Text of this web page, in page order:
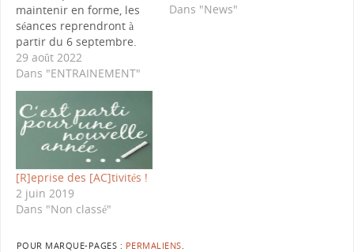
maintenir en forme, les
séances reprendront à
partir du 6 septembre.
Salle Jean Moulin à
Ronchin : Yoga Hata le
mardi de 18h30 à 19h30
et Yoga dynamique le
vendredi de 18h30 à
19h45, le mercredi Pilates
de 19h30 à 20h30 et
Renforcement
Musculaire…
29 août 2022
Dans "ENTRAINEMENT"
Dans "News"
[R]eprise des [AC]tivités !
2 juin 2019
Dans "Non classé"
POUR MARQUE-PAGES : PERMALIENS.